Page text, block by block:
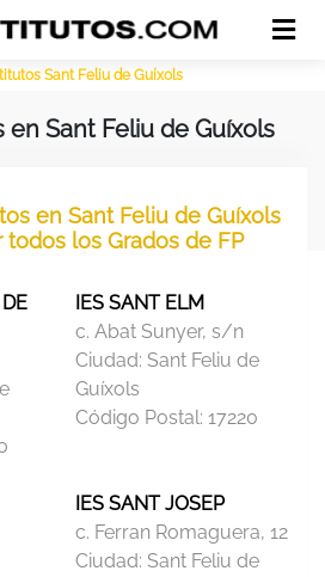
Sant Feliu de Guíxols
en Sant Feliu de Guíxols
en Sant Feliu de Guíxols
todos los Grados de FP
IES SANT ELM
c. Abat Sunyer, s/n
Ciudad: Sant Feliu de
Guíxols
Código Postal: 17220
IES SANT JOSEP
c. Ferran Romaguera, 12
Ciudad: Sant Feliu de